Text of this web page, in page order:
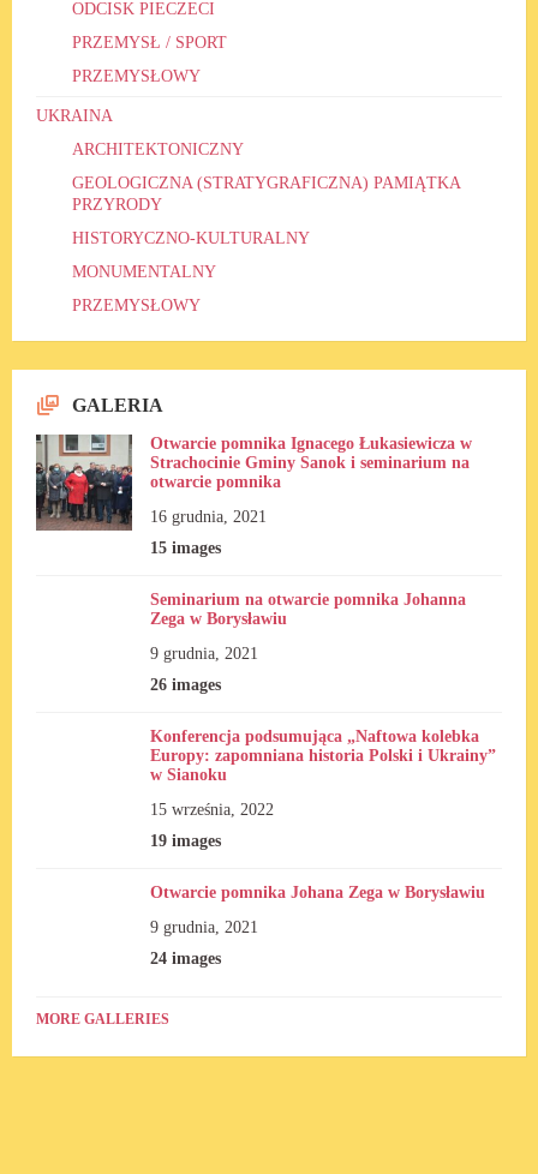
ODCISK PIECZECI
PRZEMYSŁ / SPORT
PRZEMYSŁOWY
UKRAINA
ARCHITEKTONICZNY
GEOLOGICZNA (STRATYGRAFICZNA) PAMIĄTKA
PRZYRODY
HISTORYCZNO-KULTURALNY
MONUMENTALNY
PRZEMYSŁOWY
GALERIA
Otwarcie pomnika Ignacego Łukasiewicza w
Strachocinie Gminy Sanok i seminarium na
otwarcie pomnika
16 grudnia, 2021
15 images
Seminarium na otwarcie pomnika Johanna
Zega w Borysławiu
9 grudnia, 2021
26 images
Konferencja podsumująca „Naftowa kolebka
Europy: zapomniana historia Polski i Ukrainy”
w Sianoku
15 września, 2022
19 images
Otwarcie pomnika Johana Zega w Borysławiu
9 grudnia, 2021
24 images
MORE GALLERIES